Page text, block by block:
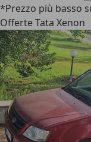
*Prezzo più basso
Offerte Tata Xenon